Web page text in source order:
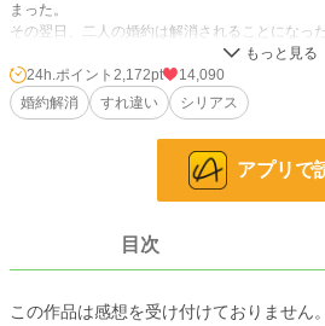
まった。
その翌日、二人の婚約は解消されることになった
急な展開に困惑したエルドはリアーナに会おう
小説 637 位 / 228,909 件
371 位 / 66,389 件
2,172 pt
文字数 9,894
更新日時 2021.06.03 04:57
24h.ポイント 2,172pt
14,090
婚約解消
すれ違い シリアス
アプリで
目次
この作品は感想を受け付けておりません。